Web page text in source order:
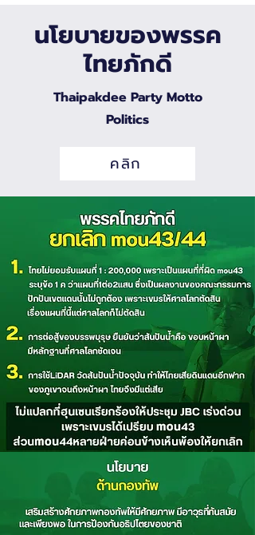
นโยบายของพรรค
ไทยภักดี
Thaipakdee Party ​Motto
Politics
คลิก